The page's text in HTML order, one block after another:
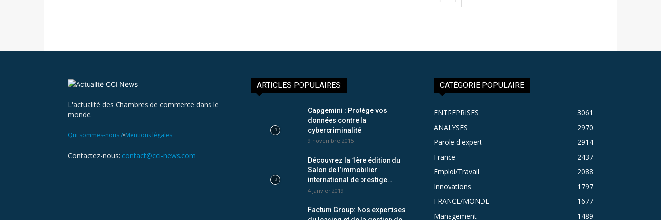
L'actualité des Chambres de commerce dans le
monde.
Qui sommes-nous ?•Mentions légales
Contactez-nous: contact@cci-news.com
ARTICLES POPULAIRES
Capgemini : Protège vos
données contre la
cybercriminalité
9 novembre 2015
Découvrez la 1ère édition du
Salon de l’immobilier
international de prestige...
4 janvier 2019
Factum Group: Nos expertises
CATÉGORIE POPULAIRE
ENTREPRISES
3061
ANALYSES
2970
Parole d'expert
2914
France
2437
Emploi/Travail
2088
Innovations
1797
FRANCE/MONDE
1677
Management
1489